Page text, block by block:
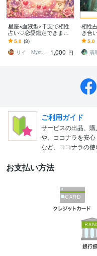
星座×血液型×干支で相性
占い♡恋愛鑑定できます 3
つの占いで2人の本質とご
縁を読み解きます٩(๑❛ᴗ❛๑)
۶
5.0 (3)
リイ Mysterious W
1,000 円
相性
き合
視ま
恋愛
て、
5.0
ご利用ガイド
サービスの出品、
や、ココナラを安
など、ココナラの使
お支払い方法